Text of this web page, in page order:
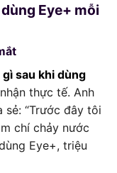
Eye+ mỗi
sau khi dùng
thực tế. Anh
sẻ: “Trước đây tôi
chí chảy nước
Eye+, triệu